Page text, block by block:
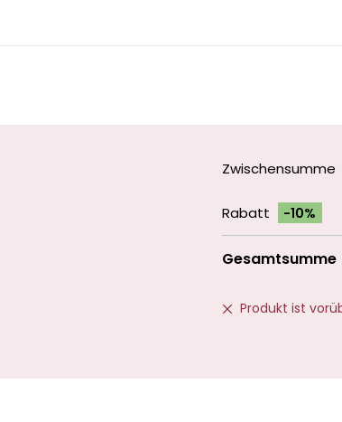
Zwischensumme
Rabatt -10%
Gesamtsumme
Produkt ist